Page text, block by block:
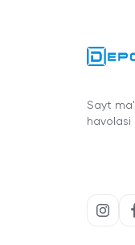
Sayt
havolasi